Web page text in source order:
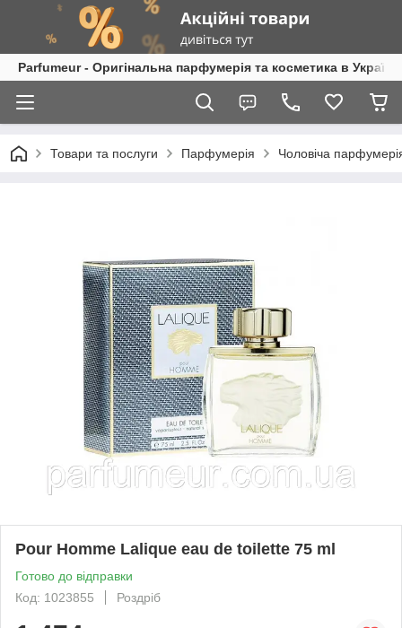
Parfumeur - Оригінальна парфумерія та косметика в Україні
Товари та послуги Парфумерія Чоловіча
Pour Homme Lalique eau de toilette 75 ml
Готово до відправки
Код: 1023855
Роздріб